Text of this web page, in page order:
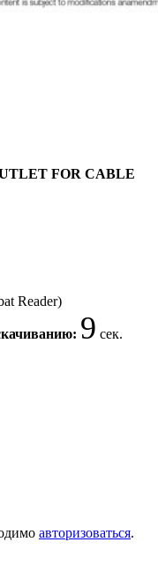
FOR CABLE
Reader)
8 сек.
авторизоваться.